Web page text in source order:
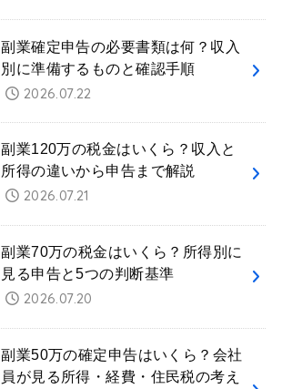
副業確定申告の必要書類は何？収入
別に準備するものと確認手順
2026.07.22
副業120万の税金はいくら？収入と
所得の違いから申告まで解説
2026.07.21
副業70万の税金はいくら？所得別に
見る申告と5つの判断基準
2026.07.20
副業50万の確定申告はいくら？会社
員が見る所得・経費・住民税の考え